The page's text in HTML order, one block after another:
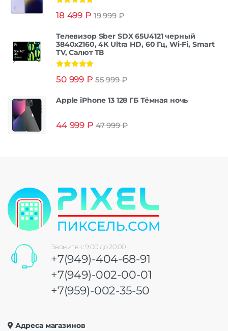
из 5
18 499 ₽ 19 999₽
Телевизор Sber SDX 65U4121 черный
3840x2160, 4K Ultra HD, 60 Гц, Wi-Fi, Smart
TV, Салют ТВ
из 5
50 999 ₽ 55 999₽
Apple iPhone 13 128 ГБ Тёмная ночь
44 999 ₽ 47 999₽
Звоните с 9:00 до 20:00
+7(949)-404-68-91
+7(949)-002-00-01
+7(959)-002-35-50
Адреса магазинов